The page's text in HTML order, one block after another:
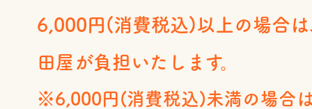
6,000円(消費税込)以上の場合
田屋が負担いたします。
※6,000円(消費税込)未満の場合